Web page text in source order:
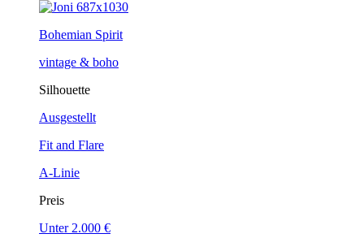
Bohemian Spirit
vintage & boho
Silhouette
Ausgestellt
Fit and Flare
A-Linie
Preis
Unter 2.000 €